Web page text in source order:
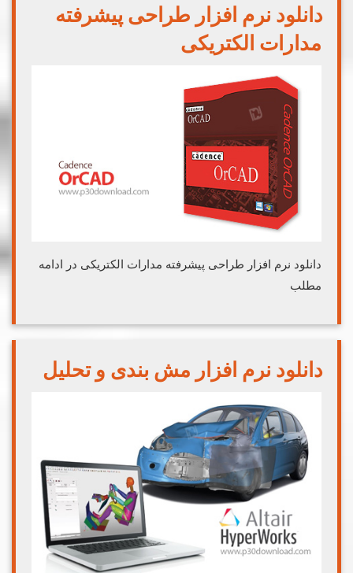
دانلود نرم افزار طراحی پیشرفته
مدارات الکتریکی
دانلود نرم افزار طراحی پیشرفته مدارات الکتریکی در ادامه
مطلب
دانلود نرم افزار مش بندی و تحلیل